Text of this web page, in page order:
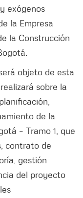
exógenos
la Empresa
la Construcción
objeto de esta
sobre la
de la
– Tramo 1, que
contrato de
gestión
del proyecto